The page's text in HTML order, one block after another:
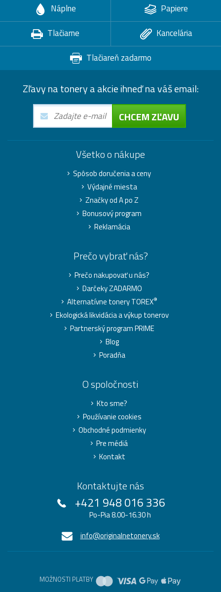
Náplne
Papiere
Tlačiarne
Kancelária
Tlačiareň zadarmo
Zľavy na tonery a akcie ihneď na váš email:
CHCEM ZĽAVU
Všetko o nákupe
Spôsob doručenia a ceny
Výdajné miesta
Značky od A po Z
Bonusový program
Reklamácia
Prečo vybrať nás?
Prečo nakupovať u nás?
Darčeky ZADARMO
Alternatívne tonery TOREX®
Ekologická likvidácia a výkup tonerov
Partnerský program PRIME
Blog
Poradňa
O spoločnosti
Kto sme?
Používanie cookies
Obchodné podmienky
Pre médiá
Kontakt
Kontaktujte nás
+421 948 016 336
Po-Pia 8.00-16.30 h
info@originalnetonery.sk
MOŽNOSTI PLATBY